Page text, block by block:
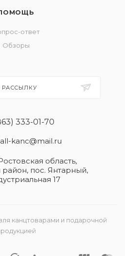
ответ
Обзоры
РАССЫЛКУ
333-01-70
kanc@mail.ru
область​,
район, пос. Янтарный,
17
канцтоварами и подарочной